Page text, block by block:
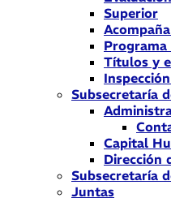
Superior
Programa
Títulos y
Subsecretaría
Capital
Dirección
Subsecretaría
Juntas